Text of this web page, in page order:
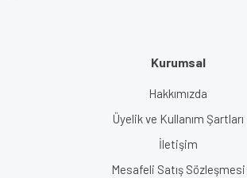
Kurumsal
Hakkımızda
Üyelik ve Kullanım Şartları
İletişim
Mesafeli Satış Sözleşmesi